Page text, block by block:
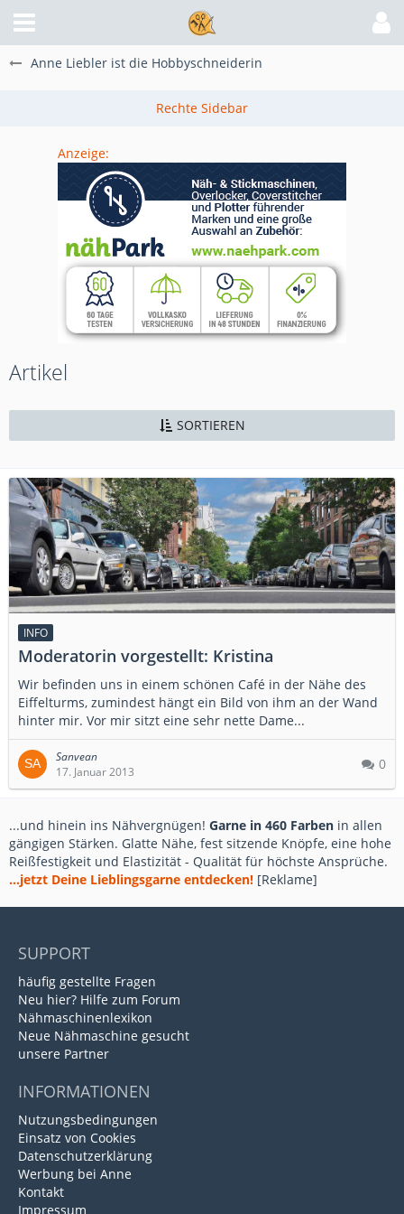
Anne Liebler ist die Hobbyschneiderin
Anzeige:
Artikel
SORTIEREN
INFO
Moderatorin vorgestellt: Kristina
Wir befinden uns in einem schönen Café in der Nähe des
Eiffelturms, zumindest hängt ein Bild von ihm an der Wand
hinter mir. Vor mir sitzt eine sehr nette Dame...
Sanvean
17. Januar 2013
0
...und hinein ins Nähvergnügen! Garne in 460 Farben in allen
gängigen Stärken. Glatte Nähe, fest sitzende Knöpfe, eine hohe
Reißfestigkeit und Elastizität - Qualität für höchste Ansprüche.
...jetzt Deine Lieblingsgarne entdecken! [Reklame]
SUPPORT
häufig gestellte Fragen
Neu hier? Hilfe zum Forum
Nähmaschinenlexikon
Neue Nähmaschine gesucht
unsere Partner
INFORMATIONEN
Nutzungsbedingungen
Einsatz von Cookies
Datenschutzerklärung
Werbung bei Anne
Kontakt
Impressum